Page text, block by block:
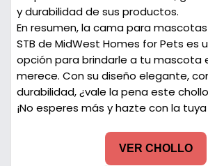
y durabilidad de sus productos.
En resumen, la cama para
STB de MidWest Homes for Pets es
opción para brindarle a tu mascota
merece. Con su diseño elegante,
durabilidad, ¿vale la pena este
¡No esperes más y hazte con la
VER CHOLLO